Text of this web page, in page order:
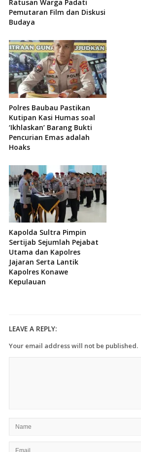
Ratusan Warga Padati
Pemutaran Film dan Diskusi
Budaya
Polres Baubau Pastikan
Kutipan Kasi Humas soal
‘Ikhlaskan’ Barang Bukti
Pencurian Emas adalah
Hoaks
Kapolda Sultra Pimpin
Sertijab Sejumlah Pejabat
Utama dan Kapolres
Jajaran Serta Lantik
Kapolres Konawe
Kepulauan
LEAVE A REPLY:
Your email address will not be published.